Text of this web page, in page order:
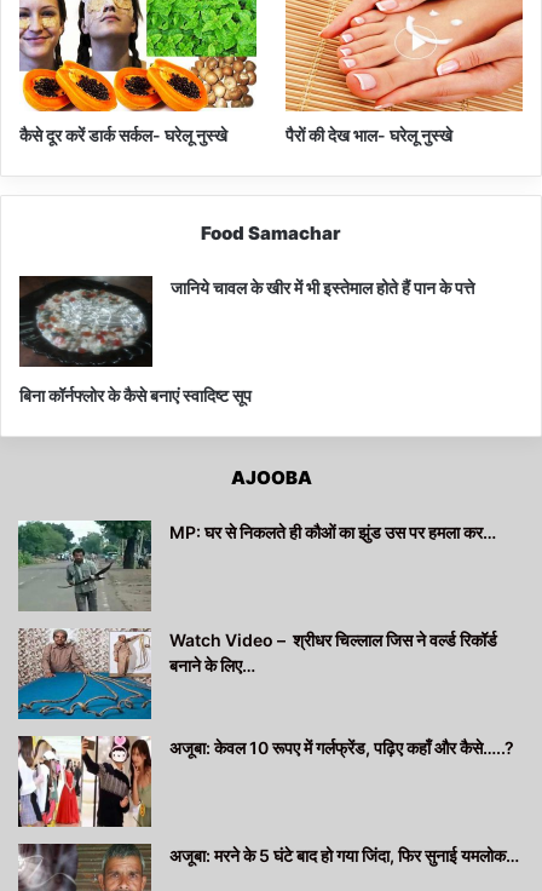
कैसे दूर करें डार्क सर्कल- घरेलू नुस्खे पैरों की देख भाल- घरेलू नुस्खे
Food Samachar
जानिये चावल के खीर में भी इस्तेमाल होते हैं पान के पत्ते
बिना कॉर्नफ्लोर के कैसे बनाएं स्वादिष्ट सूप
AJOOBA
MP: घर से निकलते ही कौओं का झुंड उस पर हमला कर…
Watch Video – श्रीधर चिल्लाल जिस ने वर्ल्ड रिकॉर्ड
बनाने के लिए…
अजूबा: केवल 10 रूपए में गर्लफ्रेंड, पढ़िए कहाँ और कैसे…..?
अजूबा: मरने के 5 घंटे बाद हो गया जिंदा, फिर सुनाई यमलोक…